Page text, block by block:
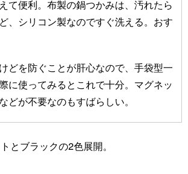
て便利。布製の鍋つかみは、汚れたら
、シリコン製なのですぐ洗える。おす
どを防ぐことが肝心なので、手袋型一
に使ってみるとこれで十分。マグネッ
どが不要なのもすばらしい。
とブラックの2色展開。